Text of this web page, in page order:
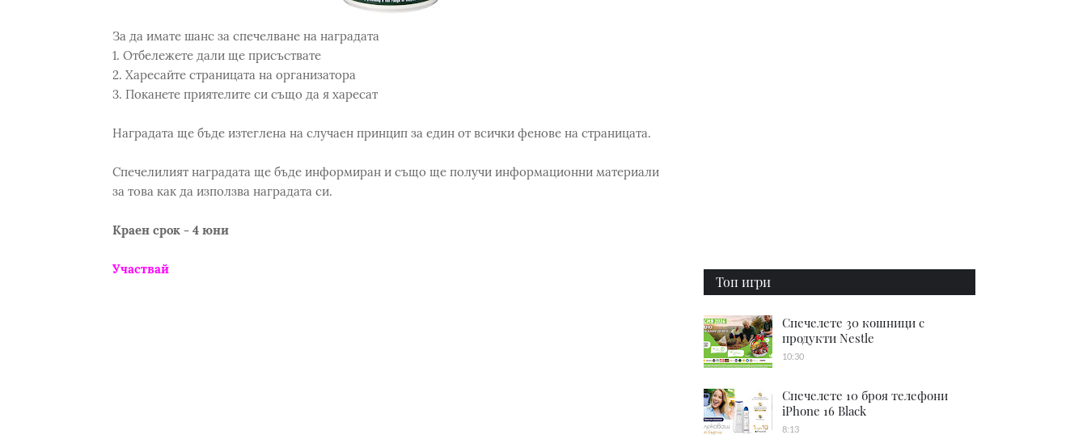
За да имате шанс за спечелване на наградата
1. Отбележете дали ще присъствате
2. Харесайте страницата на организатора
3. Поканете приятелите си също да я харесат
Наградата ще бъде изтеглена на случаен принцип за един от всички фенове на страницата.
Спечелилият наградата ще бъде информиран и също ще получи информационни материали
за това как да използва наградата си.
Краен срок - 4 юни
Участвай
Топ игри
Спечелете 30 кошници с
продукти Nestle
10:30
Спечелете 10 броя телефони
iPhone 16 Black
8:13